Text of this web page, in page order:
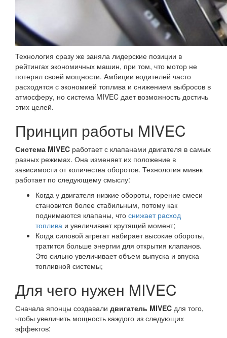
Технология сразу же заняла лидерские позиции в
рейтингах экономичных машин, при том, что мотор не
потерял своей мощности. Амбиции водителей часто
расходятся с экономией топлива и снижением выбросов в
атмосферу, но система MIVEC дает возможность достичь
этих целей.
Принцип работы MIVEC
Система MIVEC работает с клапанами двигателя в самых
разных режимах. Она изменяет их положение в
зависимости от количества оборотов. Технология мивек
работает по следующему смыслу:
Когда у двигателя низкие обороты, горение смеси
становится более стабильным, потому как
поднимаются клапаны, что снижает расход
топлива и увеличивает крутящий момент;
Когда силовой агрегат набирает высокие обороты,
тратится больше энергии для открытия клапанов.
Это сильно увеличивает объем выпуска и впуска
топливной системы;
Для чего нужен MIVEC
Сначала японцы создавали двигатель MIVEC для того,
чтобы увеличить мощность каждого из следующих
эффектов: